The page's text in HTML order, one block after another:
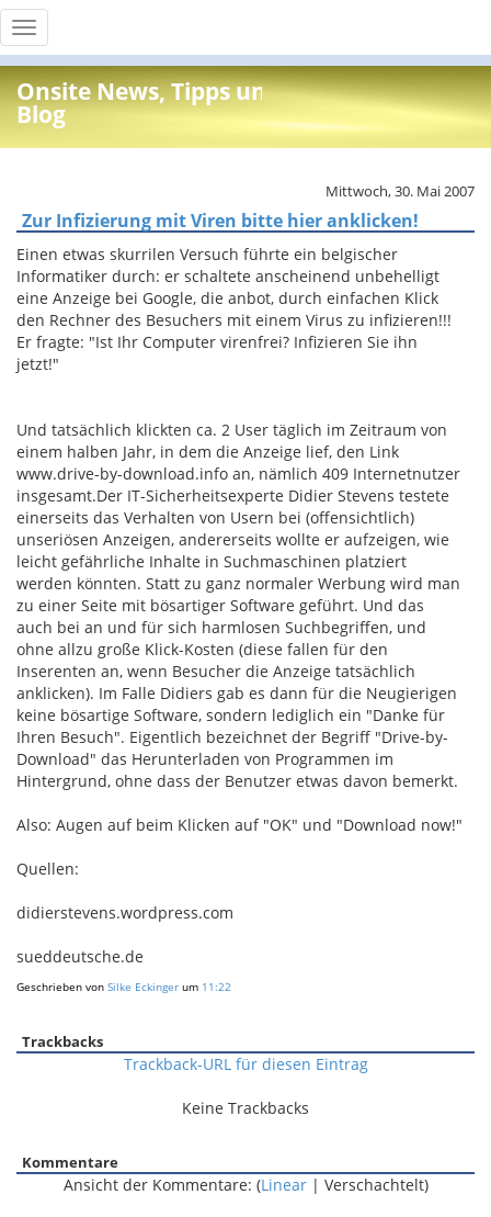
Toggle
navigation
Onsite News, Tipps und Info
Blog
Mittwoch, 30. Mai 2007
Zur Infizierung mit Viren bitte hier anklicken!
Einen etwas skurrilen Versuch führte ein belgischer
Informatiker durch: er schaltete anscheinend unbehelligt
eine Anzeige bei Google, die anbot, durch einfachen Klick
den Rechner des Besuchers mit einem Virus zu infizieren!!!
Er fragte: "Ist Ihr Computer virenfrei? Infizieren Sie ihn
jetzt!"
Und tatsächlich klickten ca. 2 User täglich im Zeitraum von
einem halben Jahr, in dem die Anzeige lief, den Link
www.drive-by-download.info an, nämlich 409 Internetnutzer
insgesamt.Der IT-Sicherheitsexperte Didier Stevens testete
einerseits das Verhalten von Usern bei (offensichtlich)
unseriösen Anzeigen, andererseits wollte er aufzeigen, wie
leicht gefährliche Inhalte in Suchmaschinen platziert
werden könnten. Statt zu ganz normaler Werbung wird man
zu einer Seite mit bösartiger Software geführt. Und das
auch bei an und für sich harmlosen Suchbegriffen, und
ohne allzu große Klick-Kosten (diese fallen für den
Inserenten an, wenn Besucher die Anzeige tatsächlich
anklicken). Im Falle Didiers gab es dann für die Neugierigen
keine bösartige Software, sondern lediglich ein "Danke für
Ihren Besuch". Eigentlich bezeichnet der Begriff "Drive-by-
Download" das Herunterladen von Programmen im
Hintergrund, ohne dass der Benutzer etwas davon bemerkt.
Also: Augen auf beim Klicken auf "OK" und "Download now!"
Quellen:
didierstevens.wordpress.com
sueddeutsche.de
Geschrieben von Silke Eckinger um 11:22
Trackbacks
Trackback-URL für diesen Eintrag
Keine Trackbacks
Kommentare
Ansicht der Kommentare: (Linear| Verschachtelt)